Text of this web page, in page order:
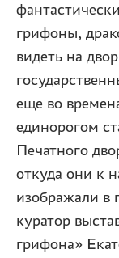
грифоны,
видеть на
еще во
единорогом
Печатного
откуда они к
изображали в
куратор
грифона»